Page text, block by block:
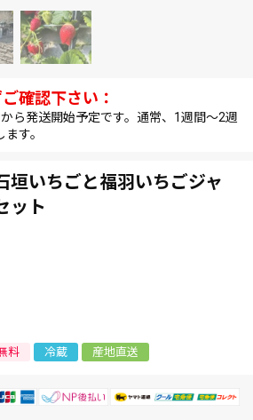
から発送開始予定です。通常、1週間～2週
す。
垣いちごと福羽いちごジャ
ット
料 冷蔵 産地直送